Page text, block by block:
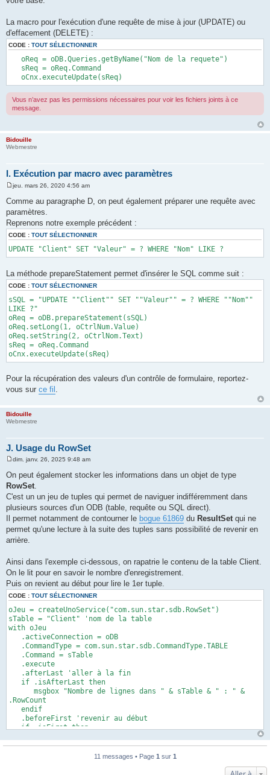
La macro pour l'exécution d'une requête de mise à jour (UPDATE) ou
d'effacement (DELETE) :
CODE : TOUT SÉLECTIONNER
oReq = oDB.Queries.getByName("Nom de la requete")
sReq = oReq.Command
oCnx.executeUpdate(sReq)
Vous n’avez pas les permissions nécessaires pour voir les fichiers joints à ce
message.
Bidouille
Webmestre
I. Exécution par macro avec paramètres
M
s
s
g
e
jeu. mars 26, 2020 4:56 am
Comme au paragraphe D, on peut également préparer une requête avec
paramètres.
Reprenons notre exemple précédent :
CODE : TOUT SÉLECTIONNER
UPDATE "Client" SET "Valeur" = ? WHERE "Nom" LIKE ?
La méthode prepareStatement permet d'insérer le SQL comme suit :
CODE : TOUT SÉLECTIONNER
sSQL = "UPDATE ""Client"" SET ""Valeur"" = ? WHERE ""Nom""
LIKE ?"
oReq = oDB.prepareStatement(sSQL)
oReq.setLong(1, oCtrlNum.Value)
oReq.setString(2, oCtrlNom.Text)
sReq = oReq.Command
oCnx.executeUpdate(sReq)
Pour la récupération des valeurs d'un contrôle de formulaire, reportez-
vous sur ce fil
Bidouille
Webmestre
J. Usage du RowSet
s
s
g
e
dim. janv. 26, 2025 9:48 am
On peut également stocker les informations dans un objet de type
RowSet.
C'est un un jeu de tuples qui permet de naviguer indifféremment dans
plusieurs sources d'un ODB (table, requête ou SQL direct).
Il permet notamment de contourner le bogue 61869 du ResultSetqui ne
permet qu'une lecture à la suite des tuples sans possibilité de revenir en
arrière.
Ainsi dans l'exemple ci-dessous, on rapatrie le contenu de la table Client.
On le lit pour en savoir le nombre d'enregistrement.
Puis on revient au début pour lire le 1er tuple.
CODE : TOUT SÉLECTIONNER
oJeu = createUnoService("com.sun.star.sdb.RowSet")
sTable = "Client" 'nom de la table
with oJeu
.activeConnection = oDB
.CommandType = com.sun.star.sdb.CommandType.TABLE
.Command = sTable
.execute
.afterLast 'aller à la fin
if .isAfterLast then
msgbox "Nombre de lignes dans " & sTable & " : " &
.RowCount
endif
.beforeFirst 'revenir au début
if .isFirst then
msgbox .getColumns().getByName("nom").getString()
11 messages • Page 1 sur 1